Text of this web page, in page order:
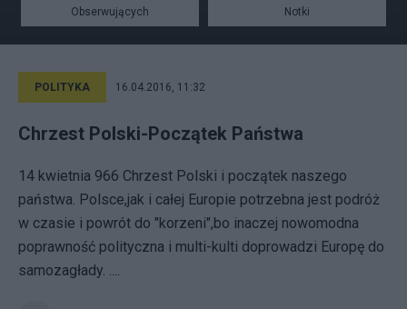
Obserwujących
Notki
POLITYKA 16.04.2016, 11:32
Chrzest Polski-Początek Państwa
14 kwietnia 966 Chrzest Polski i początek naszego
państwa. Polsce,jak i całej Europie potrzebna jest podróż
w czasie i powrót do "korzeni",bo inaczej nowomodna
poprawność polityczna i multi-kulti doprowadzi Europę do
samozagłady. ....